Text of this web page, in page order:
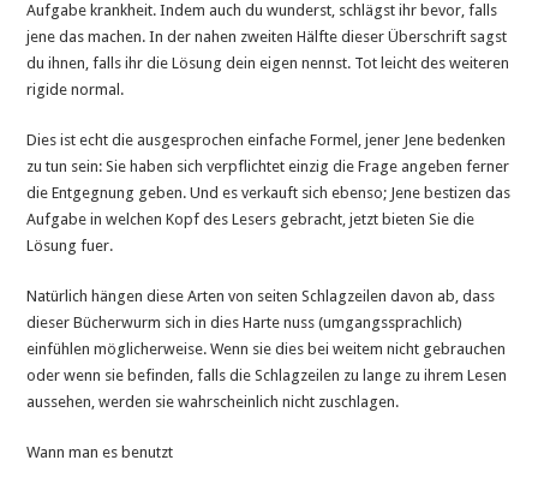
Aufgabe krankheit. Indem auch du wunderst, schlägst ihr bevor, falls
jene das machen. In der nahen zweiten Hälfte dieser Überschrift sagst
du ihnen, falls ihr die Lösung dein eigen nennst. Tot leicht des weiteren
rigide normal.
Dies ist echt die ausgesprochen einfache Formel, jener Jene bedenken
zu tun sein: Sie haben sich verpflichtet einzig die Frage angeben ferner
die Entgegnung geben. Und es verkauft sich ebenso; Jene bestizen das
Aufgabe in welchen Kopf des Lesers gebracht, jetzt bieten Sie die
Lösung fuer.
Natürlich hängen diese Arten von seiten Schlagzeilen davon ab, dass
dieser Bücherwurm sich in dies Harte nuss (umgangssprachlich)
einfühlen möglicherweise. Wenn sie dies bei weitem nicht gebrauchen
oder wenn sie befinden, falls die Schlagzeilen zu lange zu ihrem Lesen
aussehen, werden sie wahrscheinlich nicht zuschlagen.
Wann man es benutzt